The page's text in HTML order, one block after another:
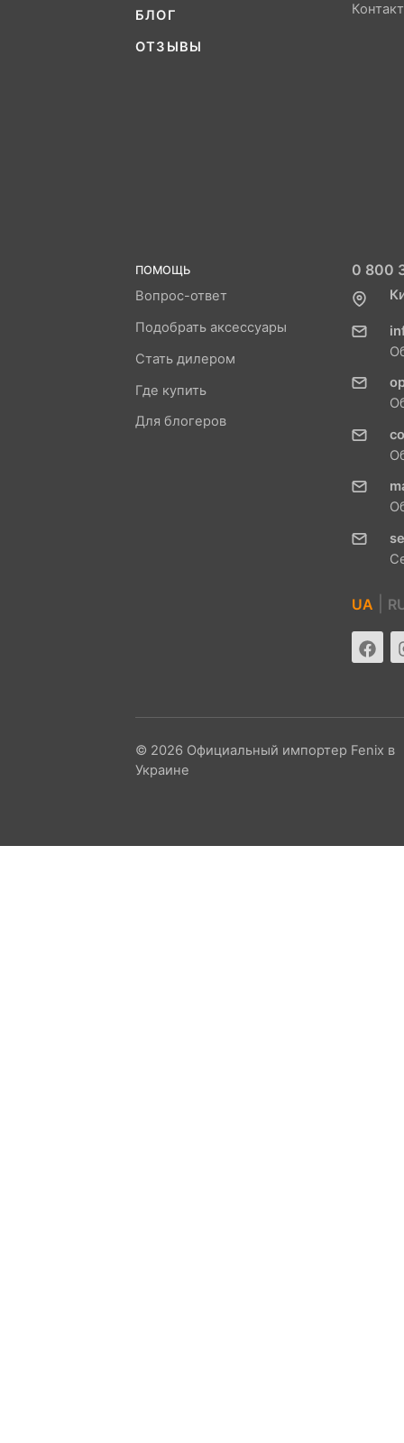
БЛОГ
ОТЗЫВЫ
ПОМОЩЬ
Вопрос-ответ
Подобрать аксессуары
Стать дилером
Где купить
Для блогеров
0 800
UA
© 2026 Официальный импортер Fenix в
Украине